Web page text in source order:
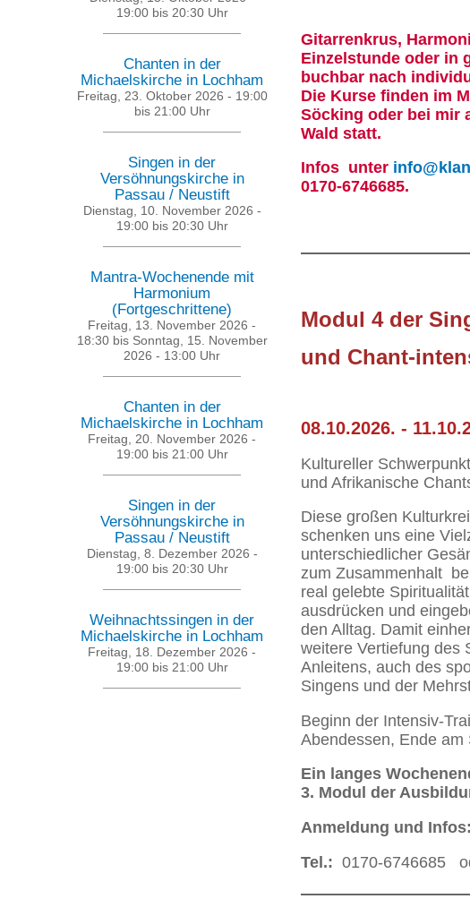
Gitarrenkrus,
Einzelstunde oder in
buchbar nach
Die Kurse finden im
Söcking oder bei mir
Wald statt.
Infos unter
0170-6746685.
Modul 4 der
und Chant-
08.10.2026. -
Kultureller
und Afrikanische
Diese großen
schenken uns eine
unterschiedlicher
zum Zusammenhalt
real gelebte Spiritualität
ausdrücken und
den Alltag. Damit
weitere Vertiefung des
Anleitens, auch des
Singens und der
Beginn der Intensiv-
Abendessen, Ende am
Ein langes
3. Modul der
Anmeldung und Infos:
Tel.: 0170-6746685
19:00bis 20:30Uhr
Chanten in der
Michaelskirche in Lochham
Freitag, 23. Oktober 2026 - 19:00
bis 21:00Uhr
Singen in der
Versöhnungskirche in
Passau / Neustift
Dienstag, 10. November 2026 -
19:00bis 20:30Uhr
Mantra-Wochenende mit
Harmonium
(Fortgeschrittene)
Freitag, 13. November 2026 -
18:30bis Sonntag, 15. November
2026 - 13:00 Uhr
Chanten in der
Michaelskirche in Lochham
Freitag, 20. November 2026 -
19:00bis 21:00Uhr
Singen in der
Versöhnungskirche in
Passau / Neustift
Dienstag, 8. Dezember 2026 -
19:00bis 20:30Uhr
Weihnachtssingen in der
Michaelskirche in Lochham
Freitag, 18. Dezember 2026 -
19:00bis 21:00Uhr